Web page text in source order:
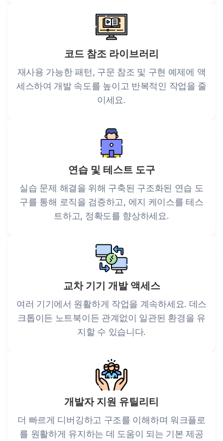
코드 참조 라이브러리
재사용 가능한 패턴, 구문 참조 및 구현 예제에 액
세스하여 개발 속도를 높이고 반복적인 작업을 줄
이세요.
연습 및 테스트 도구
실습 문제 해결을 위해 구축된 구조화된 연습 도
구를 통해 로직을 검증하고, 에지 케이스를 테스
트하고, 정확도를 향상하세요.
교차 기기 개발 액세스
여러 기기에서 원활하게 작업을 계속하세요. 데스
크톱이든 노트북이든 관계없이 일관된 환경을 유
지할 수 있습니다.
개발자 지원 유틸리티
더 빠르게 디버깅하고 구조를 이해하며 워크플로
를 원활하게 유지하는 데 도움이 되는 기본 제공